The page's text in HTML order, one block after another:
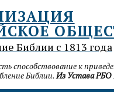
Библии с 1813 года
способствование к
Библии.Из Устава РБО